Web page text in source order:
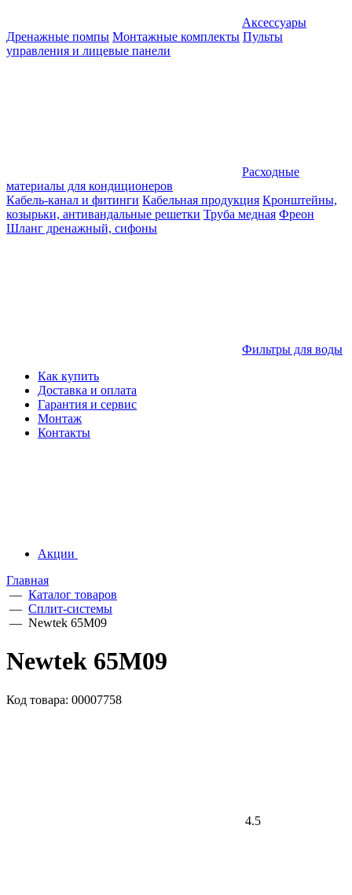
Аксессуары
Дренажные помпы Монтажные комплекты Пульты
управления и лицевые панели
Расходные
материалы для кондиционеров
Кабель-канал и фитинги Кабельная продукция Кронштейны,
козырьки, антивандальные решетки Труба медная Фреон
Шланг дренажный, сифоны
Фильтры для воды
Как купить
Доставка и оплата
Гарантия и сервис
Монтаж
Контакты
Акции
Главная
— Каталог товаров
— Сплит-системы
— Newtek 65M09
Newtek 65M09
Код товара: 00007758
4.5